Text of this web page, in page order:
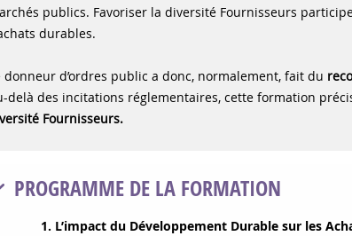
publics. Favoriser la diversité Fournisseurs
durables.
donneur d’ordres public a donc, normalement, fait du
delà des incitations réglementaires, cette formation
Fournisseurs.
PROGRAMME DE LA FORMATION
1. L’impact du Développement Durable sur les